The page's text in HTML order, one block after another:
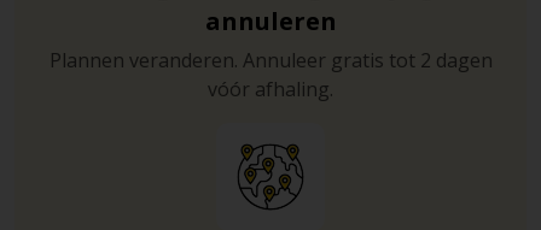
annuleren
Plannen veranderen. Annuleer gratis tot 2 dagen
vóór afhaling.